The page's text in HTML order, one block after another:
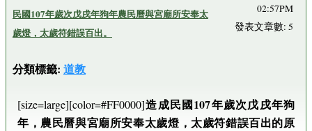
民國107年歲次戊戌年狗年農民曆與宮廟所安奉太
歲燈，太歲符錯誤百出。
分類標籤: 道教
02:57PM
發表文章數: 5
[size=large][color=#FF0000]造成民國107年歲次戊戌年狗
年，農民曆與宮廟所安奉太歲燈，太歲符錯誤百出的原